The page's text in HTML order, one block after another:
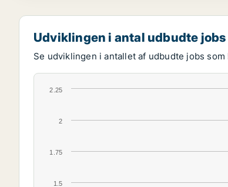
Udviklingen i antal udbudte
Se udviklingen i antallet af udbudte jobs
2
1.5
1.75
2.25